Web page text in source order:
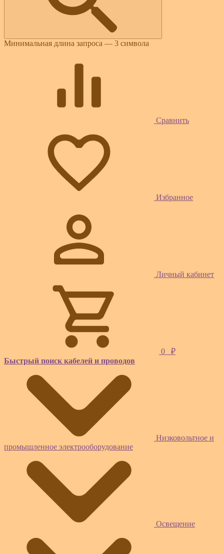
Минимальная длина запроса — 3 символа
Сравнить
Избранное
Личный кабинет
0
₽
Быстрый поиск кабелей и проводов
Низковольтное и
промышленное электрооборудование
Освещение